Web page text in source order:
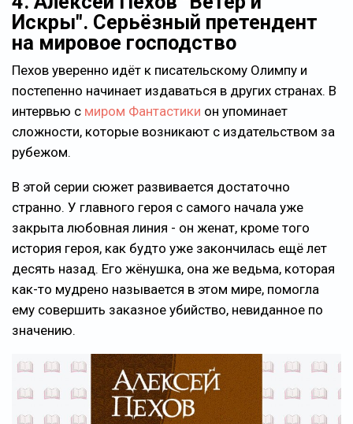
Искры". Серьёзный претендент
на мировое господство
Пехов уверенно идёт к писательскому Олимпу и
постепенно начинает издаваться в других странах. В
интервью с миром Фантастики он упоминает
сложности, которые возникают с издательством за
рубежом.
В этой серии сюжет развивается достаточно
странно. У главного героя с самого начала уже
закрыта любовная линия - он женат, кроме того
история героя, как будто уже закончилась ещё лет
десять назад. Его жёнушка, она же ведьма, которая
как-то мудрено называется в этом мире, помогла
ему совершить заказное убийство, невиданное по
значению.